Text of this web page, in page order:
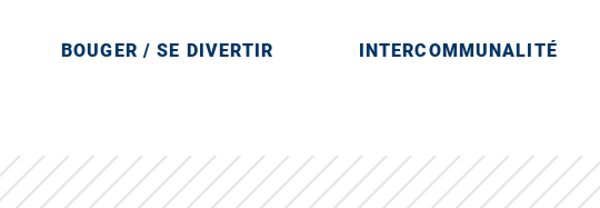
et-Marne en région Île-de-France
BOUGER / SE DIVERTIR INTERCOMMUNALITÉ